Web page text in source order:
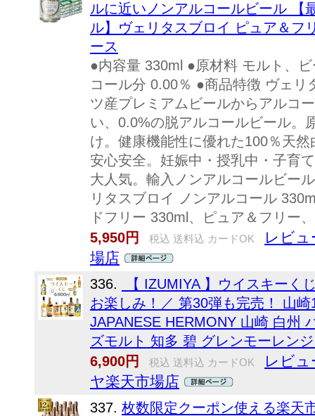
ルに近いノンアルコールビール 【
ル】ヴェリタスブロイ ピュア＆フ
ース
●内容量 330ml ●原材料 モルト、
コール分 0.00％ ●商品特徴 ヴェリ
ツ産プレミアムビールからアルコ
い、0.0%の脱アルコールビール。
け。健康機能性に優れた100％天
安心安全。妊娠中・授乳中・子育
大人気。輸入ノンアルコールビー
リタスブロイ ノンアルコール
ドフリー 330ml、ピュア＆フリー
5,950円
税込 送料込 カードOK
レビュ
場店
336.
【 IZUMIYA 】ウイスキーく
お楽しみ！／ 第30弾も完売！ 山
JAPANESE HERMONY 山崎 白州
ズモルト 知多 碧 グレンモーレン
6,900円
税込 送料込 カードOK
レビュ
ヤ楽天市場店
337. 枚数限定クーポン使える楽天